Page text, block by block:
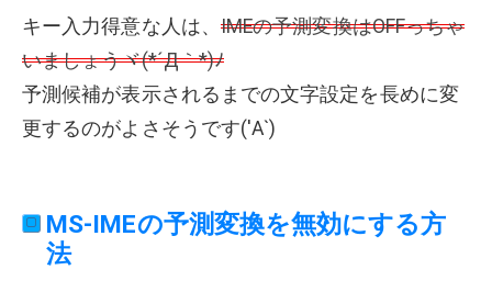
キー入力得意な人は、 IMEの予測変換はOFFっちゃ
いましょうヾ(*´Д｀*)ﾉ
予測候補が表示されるまでの文字設定を長めに変
更するのがよさそうです('Α`)
MS-IMEの予測変換を無効にする方
法